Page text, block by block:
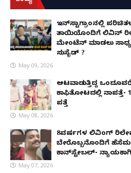
ಇನ್​ಸ್ಟಾಗ್ರಾಂನಲ್ಲಿ
ತಾಯಿಯೊಂದಿಗೆ ಲಿವಿನ್
ಮೇಂಟೆನ್ ಮಾಡಲು
ಸುಸೈಡ್ ?
May 09, 2026
ಆಟವಾಡುತ್ತಿದ್ದ
ಕಾಫಿತೋಟದಲ್ಲಿ ನಾಪತ್ತೆ-
ಪತ್ತೆ
May 08, 2026
8ವರ್ಷಗಳ ಲಿವಿಂಗ್‌
ಬೇರೊಬ್ಬನೊಂದಿಗೆ
ಕಾನ್‌ಸ್ಟೇಬಲ್-
May 07, 2026